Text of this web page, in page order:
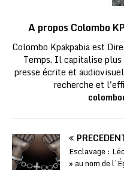
A propos Colombo
Colombo Kpakpabia est
Temps. Il capitalise plus
presse écrite et
recherche et
Esclavage :
» au nom de